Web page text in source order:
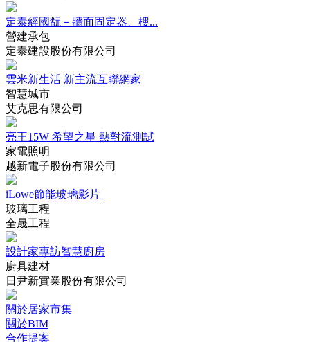
定泰經國翫－牆面固定器、樓...
營建承包
定泰建設股份有限公司
雲米新生活 新主流互聯網家
智慧城市
艾克思有限公司
亮王15W 希望之星 熱對流測試
家電照明
越新電子股份有限公司
iLowe節能玻璃影片
玻璃工程
全晟工程
設計家專訪智慧廚房
廚具建材
日尹新實業股份有限公司
關於居家市集
關於BIM
合作提案